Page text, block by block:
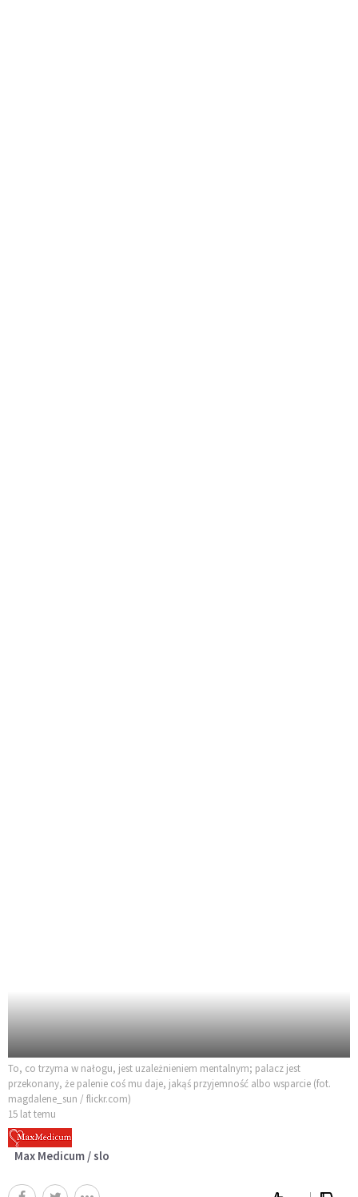
To, co trzyma w nałogu, jest uzależnieniem mentalnym; palacz jest
przekonany, że palenie coś mu daje, jakąś przyjemność albo wsparcie (fot.
magdalene_sun / flickr.com)
15 lat temu
Max Medicum / slo